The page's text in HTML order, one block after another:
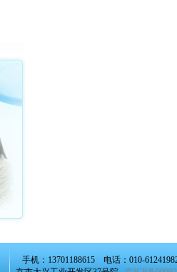
手机：13701188615 电话：010-